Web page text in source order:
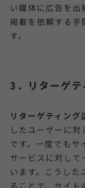
い媒体に広告を
掲載を依頼する手
す。
3．リターゲテ
リターゲティング
したユーザーに
です。一度でもサ
サービスに対して
います。こうした
ることで、サイト